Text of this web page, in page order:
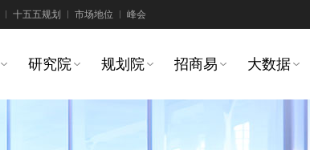
十五五规划 市场地位 峰会
研究院 规划院 招商易 大数据